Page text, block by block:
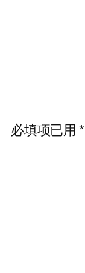
必填项已用*